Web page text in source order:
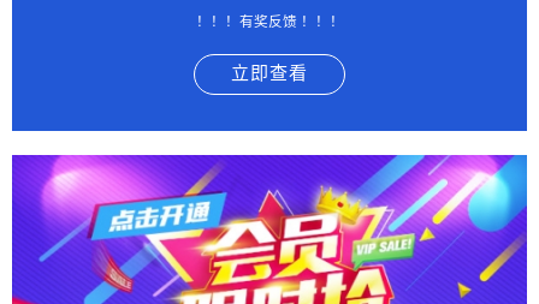
！！！有奖反馈 ！！！
立即查看